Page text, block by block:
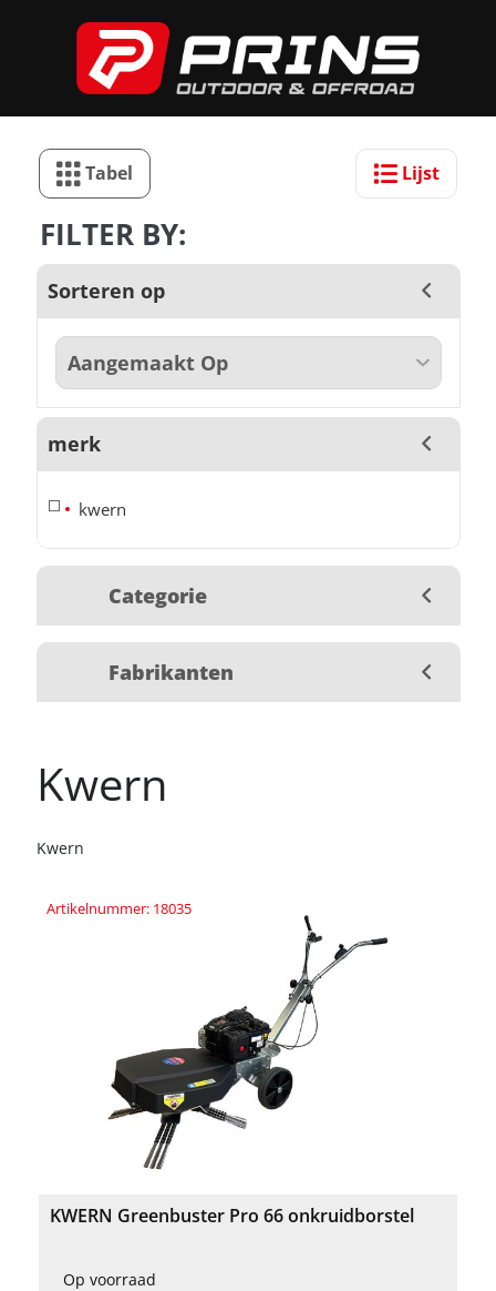
Tabel Lijst
FILTER BY:
Sorteren op
merk
kwern
Categorie
Fabrikanten
Kwern
Kwern
Artikelnummer: 18035
KWERN Greenbuster Pro 66 onkruidborstel
Op voorraad